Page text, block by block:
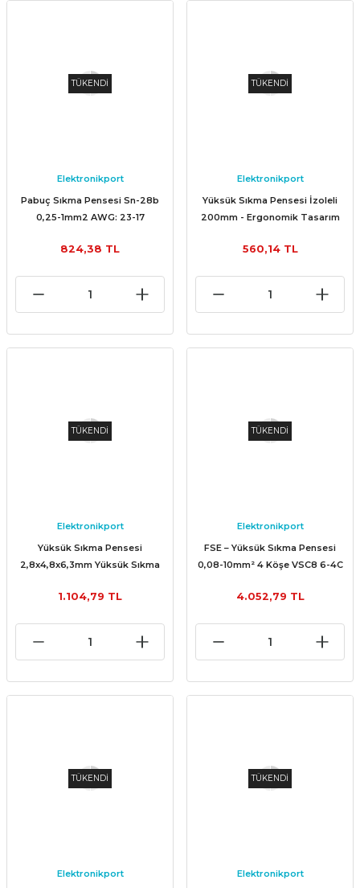
TÜKENDİ
Elektronikport
Pabuç Sıkma Pensesi Sn-28b
0,25-1mm2 AWG: 23-17
824,38 TL
TÜKENDİ
Elektronikport
Yüksük Sıkma Pensesi İzoleli
200mm - Ergonomik Tasarım
560,14 TL
TÜKENDİ
Elektronikport
Yüksük Sıkma Pensesi
2,8x4,8x6,3mm Yüksük Sıkma
1.104,79 TL
TÜKENDİ
Elektronikport
FSE – Yüksük Sıkma Pensesi
0,08-10mm² 4 Köşe VSC8 6-4C
4.052,79 TL
TÜKENDİ
Elektronikport
TÜKENDİ
Elektronikport